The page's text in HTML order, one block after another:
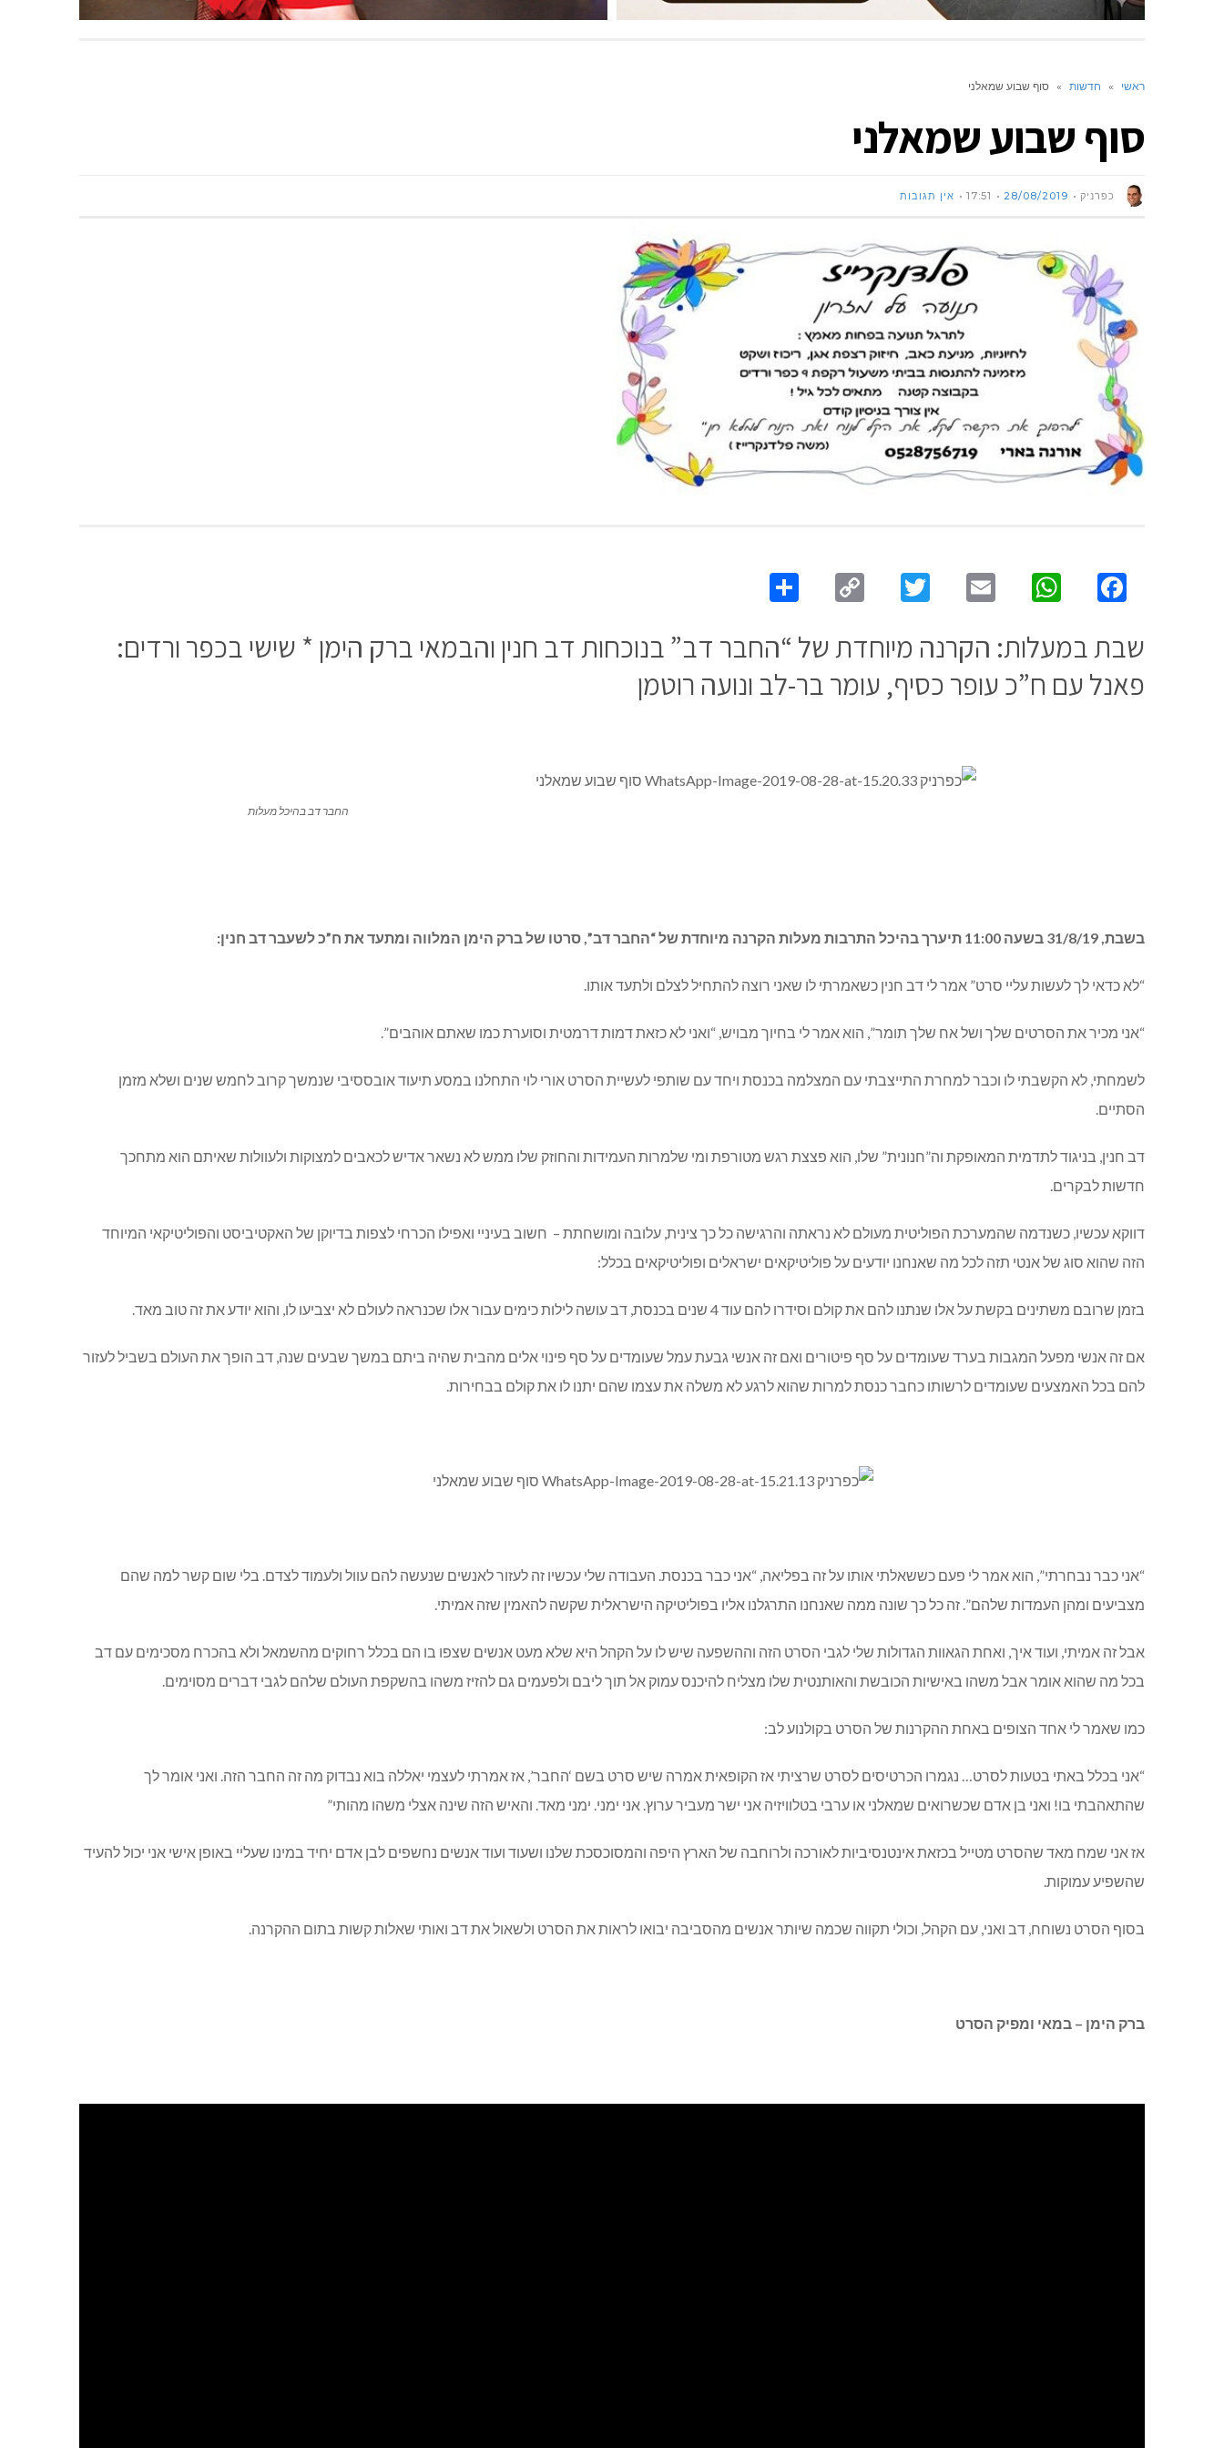
ראשי » חדשות » סוף שבוע שמאלני
סוף שבוע שמאלני
כפרניק 28/08/2019
17:51 אין תגובות
Facebook
WhatsApp
Email
Twitter
Copy
שבת במעלות: הקרנה מיוחדת של “החבר דב” בנוכחות דב חנין והבמאי ברק הימן * שישי בכפר ורדים:
פאנל עם ח”כ עופר כסיף, עומר בר-לב ונועה רוטמן
החבר דב בהיכל מעלות
בשבת, 31/8/19 בשעה 11:00 תיערך בהיכל התרבות מעלות הקרנה מיוחדת של “החבר דב”, סרטו של ברק הימן המלווה ומתעד את ח”כ לשעבר דב חנין:
“לא כדאי לך לעשות עליי סרט” אמר לי דב חנין כשאמרתי לו שאני רוצה להתחיל לצלם ולתעד אותו.
“אני מכיר את הסרטים שלך ושל אח שלך תומר”, הוא אמר לי בחיוך מבויש, “ואני לא כזאת דמות דרמטית וסוערת כמו שאתם אוהבים”.
לשמחתי, לא הקשבתי לו וכבר למחרת התייצבתי עם המצלמה בכנסת ויחד עם שותפי לעשיית הסרט אורי לוי התחלנו במסע תיעוד אובססיבי שנמשך קרוב לחמש שנים ושלא מזמן
הסתיים.
דב חנין, בניגוד לתדמית המאופקת וה”חנונית” שלו, הוא פצצת רגש מטורפת ומי שלמרות העמידות והחוזק שלו ממש לא נשאר אדיש לכאבים למצוקות ולעוולות שאיתם הוא מתחכך
חדשות לבקרים.
דווקא עכשיו, כשנדמה שהמערכת הפוליטית מעולם לא נראתה והרגישה כל כך צינית, עלובה ומושחתת – חשוב בעיניי ואפילו הכרחי לצפות בדיוקן של האקטיביסט והפוליטיקאי המיוחד
הזה שהוא סוג של אנטי תזה לכל מה שאנחנו יודעים על פוליטיקאים ישראלים ופוליטיקאים בכלל:
בזמן שרובם משתינים בקשת על אלו שנתנו להם את קולם וסידרו להם עוד 4 שנים בכנסת, דב עושה לילות כימים עבור אלו שכנראה לעולם לא יצביעו לו, והוא יודע את זה טוב מאד.
אם זה אנשי מפעל המגבות בערד שעומדים על סף פיטורים ואם זה אנשי גבעת עמל שעומדים על סף פינוי אלים מהבית שהיה ביתם במשך שבעים שנה, דב הופך את העולם בשביל לעזור
להם בכל האמצעים שעומדים לרשותו כחבר כנסת למרות שהוא לרגע לא משלה את עצמו שהם יתנו לו את קולם בבחירות.
“אני כבר נבחרתי”, הוא אמר לי פעם כששאלתי אותו על זה בפליאה, “אני כבר בכנסת. העבודה שלי עכשיו זה לעזור לאנשים שנעשה להם עוול ולעמוד לצדם. בלי שום קשר למה שהם
מצביעים ומהן העמדות שלהם”. זה כל כך שונה ממה שאנחנו התרגלנו אליו בפוליטיקה הישראלית שקשה להאמין שזה אמיתי.
אבל זה אמיתי, ועוד איך, ואחת הגאוות הגדולות שלי לגבי הסרט הזה וההשפעה שיש לו על הקהל היא שלא מעט אנשים שצפו בו הם בכלל רחוקים מהשמאל ולא בהכרח מסכימים עם דב
בכל מה שהוא אומר אבל משהו באישיות הכובשת והאותנטית שלו מצליח להיכנס עמוק אל תוך ליבם ולפעמים גם להזיז משהו בהשקפת העולם שלהם לגבי דברים מסוימים.
כמו שאמר לי אחד הצופים באחת ההקרנות של הסרט בקולנוע לב:
“אני בכלל באתי בטעות לסרט… נגמרו הכרטיסים לסרט שרציתי אז הקופאית אמרה שיש סרט בשם ‘החבר’, אז אמרתי לעצמי יאללה בוא נבדוק מה זה החבר הזה. ואני אומר לך
שהתאהבתי בו! ואני בן אדם שכשרואים שמאלני או ערבי בטלוויזיה אני ישר מעביר ערוץ. אני ימני. ימני מאד. והאיש הזה שינה אצלי משהו מהותי”
אז אני שמח מאד שהסרט מטייל בכזאת אינטנסיביות לאורכה ולרוחבה של הארץ היפה והמסוכסכת שלנו ושעוד ועוד אנשים נחשפים לבן אדם יחיד במינו שעליי באופן אישי אני יכול להעיד
שהשפיע עמוקות.
בסוף הסרט נשוחח, דב ואני, עם הקהל, וכולי תקווה שכמה שיותר אנשים מהסביבה יבואו לראות את הסרט ולשאול את דב ואותי שאלות קשות בתום ההקרנה.
ברק הימן – במאי ומפיק הסרט